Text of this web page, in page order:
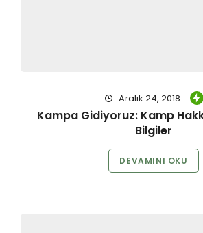
Aralık 24, 2018
Kampa Gidiyoruz: Kamp
Bilgiler
DEVAMINI OKU